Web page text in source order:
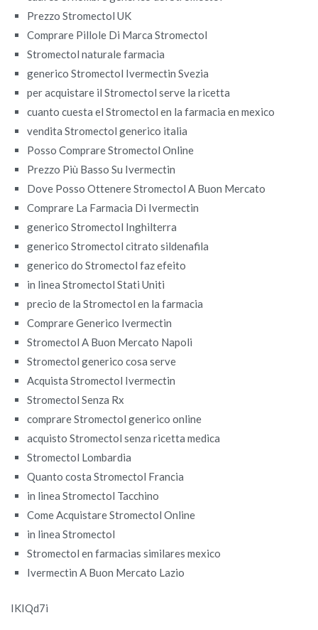
Prezzo Stromectol UK
Comprare Pillole Di Marca Stromectol
Stromectol naturale farmacia
generico Stromectol Ivermectin Svezia
per acquistare il Stromectol serve la ricetta
cuanto cuesta el Stromectol en la farmacia en mexico
vendita Stromectol generico italia
Posso Comprare Stromectol Online
Prezzo Più Basso Su Ivermectin
Dove Posso Ottenere Stromectol A Buon Mercato
Comprare La Farmacia Di Ivermectin
generico Stromectol Inghilterra
generico Stromectol citrato sildenafila
generico do Stromectol faz efeito
in linea Stromectol Stati Uniti
precio de la Stromectol en la farmacia
Comprare Generico Ivermectin
Stromectol A Buon Mercato Napoli
Stromectol generico cosa serve
Acquista Stromectol Ivermectin
Stromectol Senza Rx
comprare Stromectol generico online
acquisto Stromectol senza ricetta medica
Stromectol Lombardia
Quanto costa Stromectol Francia
in linea Stromectol Tacchino
Come Acquistare Stromectol Online
in linea Stromectol
Stromectol en farmacias similares mexico
Ivermectin A Buon Mercato Lazio
IKIQd7i